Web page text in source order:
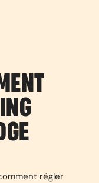
régler